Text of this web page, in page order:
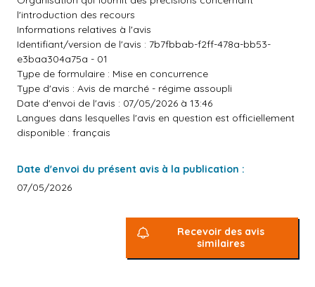
l'introduction des recours
Informations relatives à l'avis
Identifiant/version de l'avis : 7b7fbbab-f2ff-478a-bb53-
e3baa304a75a - 01
Type de formulaire : Mise en concurrence
Type d'avis : Avis de marché - régime assoupli
Date d'envoi de l'avis : 07/05/2026 à 13:46
Langues dans lesquelles l'avis en question est officiellement
disponible : français
Date d'envoi du présent avis à la publication :
07/05/2026
Recevoir des avis
similaires